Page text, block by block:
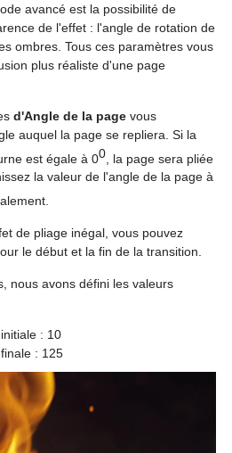
avancé est la possibilité de
de l'effet : l'angle de rotation de
ombres. Tous ces paramètres vous
plus réaliste d'une page
d'Angle de la page vous
auquel la page se repliera. Si la
est égale à 00 , la page sera pliée
la valeur de l'angle de la page à
de pliage inégal, vous pouvez
le début et la fin de la transition.
nous avons défini les valeurs
: 10
: 125